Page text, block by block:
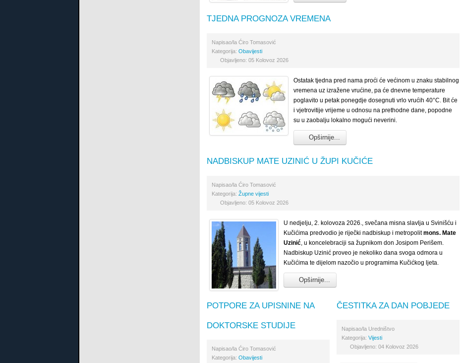
TJEDNA PROGNOZA VREMENA
Napisao/la Ćiro Tomasović
Kategorija: Obavijesti
Objavljeno: 05 Kolovoz 2026
Ostatak tjedna pred nama proći će većinom u znaku stabilnog
vremena uz izražene vrućine, pa će dnevne temperature
poglavito u petak ponegdje dosegnuti vrlo vrućih 40°C. Bit će
i vjetrovitije vrijeme u odnosu na prethodne dane, popodne
su u zaobalju lokalno mogući neverini.
Opširnije...
NADBISKUP MATE UZINIĆ U ŽUPI KUČIĆE
Napisao/la Ćiro Tomasović
Kategorija: Župne vijesti
Objavljeno: 05 Kolovoz 2026
U nedjelju, 2. kolovoza 2026., svečana misna slavlja u Svinišću i
Kučićima predvodio je riječki nadbiskup i metropolitmons. Mate
Uzinić, u koncelebraciji sa župnikom don Josipom Perišem.
Nadbiskup Uzinić proveo je nekoliko dana svoga odmora u
Kučićima te dijelom nazočio u programima Kučićkog ljeta.
Opširnije...
POTPORE ZA UPISNINE NA
DOKTORSKE STUDIJE
Napisao/la Ćiro Tomasović
Kategorija: Obavijesti
ČESTITKA ZA DAN POBJEDE
Napisao/la Uredništvo
Kategorija: Vijesti
Objavljeno: 04 Kolovoz 2026